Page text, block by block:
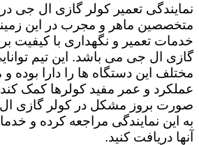
نمایندگی تعمیر کولر گازی ال جی در
متخصصین ماهر و مجرب در این زمینه
خدمات تعمیر و نگهداری با کیفیت
گازی ال جی می باشد. این تیم
مختلف این دستگاه ها را دارا بوده و
عملکرد و عمر مفید کولرها کمک کند.
صورت بروز مشکل در کولر گازی ال
به این نمایندگی مراجعه کرده و
آنها دریافت کنید.